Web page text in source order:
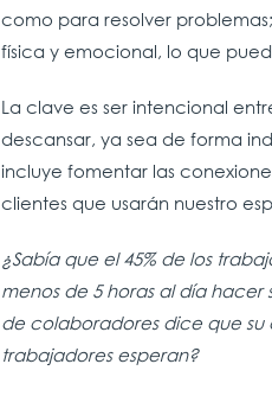
como para resolver
física y emocional, lo que
La clave es ser intencional
descansar, ya sea de forma
incluye fomentar las
clientes que usarán nuestro
¿Sabía que el 45% de los
menos de 5 horas al día hacer
de colaboradores dice que
trabajadores esperan?